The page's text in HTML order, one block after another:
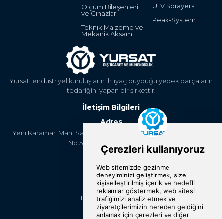
Yursat, endüstriyel kuruluşların ihtiyaç duyduğu yedek parçaların
tedariğini yapan bir şirkettir.
Ölçüm Bileşenleri
ve Cihazları
Teknik Malzeme ve
Mekanik Aksam
ULV Sprayers
Peak-System
İletişim Bilgileri
Adres
Yeni Karaman Mah. Sanayi Cad. 4. Kantar Sok. Asya Plaza Kat:5
No:505 Osmangazi/BURSA
+90 224 2400304
E-Posta
info@yursat.com.tr
Bizi Takip Edin